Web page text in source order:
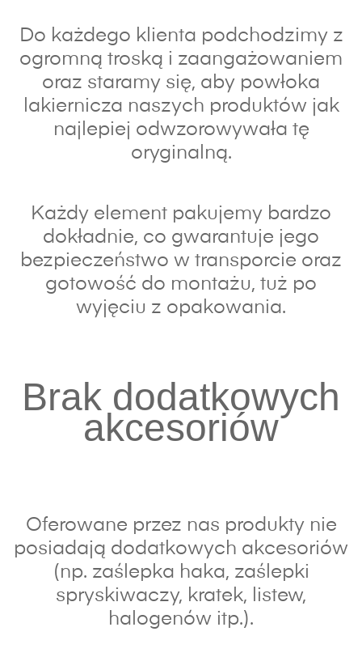
Do każdego klienta podchodzimy z
ogromną troską i zaangażowaniem
oraz staramy się, aby powłoka
lakiernicza naszych produktów jak
najlepiej odwzorowywała tę
oryginalną.
Każdy element pakujemy bardzo
dokładnie, co gwarantuje jego
bezpieczeństwo w transporcie oraz
gotowość do montażu, tuż po
wyjęciu z opakowania.
Brak dodatkowych
akcesoriów
Oferowane przez nas produkty nie
posiadają dodatkowych akcesoriów
(np. zaślepka haka, zaślepki
spryskiwaczy, kratek, listew,
halogenów itp.).